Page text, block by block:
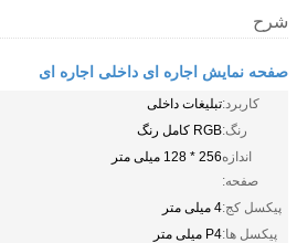
شرح
صفحه نمایش اجاره ای داخلی اجاره ای
کاربرد:تبلیغات داخلی
رنگ:RGB کامل رنگ
اندازه
صفحه:
256 * 128 میلی متر
پیکسل کج:4 میلی متر
پیکسل ها:P4 میلی متر